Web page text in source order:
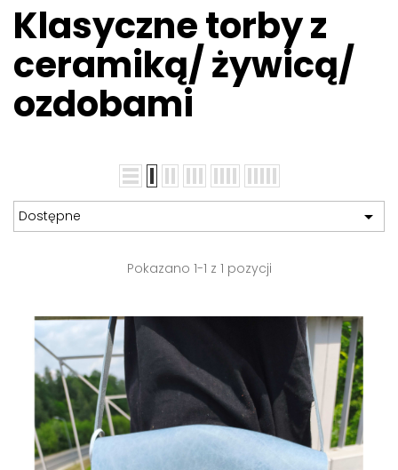
Klasyczne torby z
ceramiką/ żywicą/
ozdobami
Dostępne 
Pokazano 1-1 z 1 pozycji